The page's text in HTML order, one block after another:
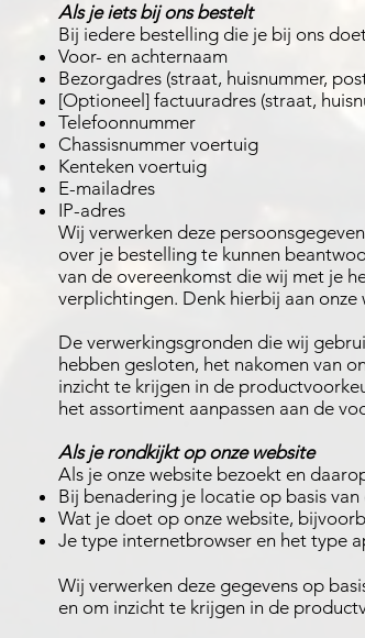
Als je iets bij ons bestelt
Bij iedere bestelling die je bij ons
Voor- en achternaam
Bezorgadres (straat, huisnummer,
[Optioneel] factuuradres (straat,
Telefoonnummer
Chassisnummer voertuig
Kenteken voertuig
E-mailadres
IP-adres
Wij verwerken deze
over je bestelling te kunnen
van de overeenkomst die wij met je
verplichtingen. Denk hierbij aan
De verwerkingsgronden die wij
hebben gesloten, het nakomen van
inzicht te krijgen in de
het assortiment aanpassen aan de
Als je rondkijkt op onze website
Als je onze website bezoekt en
Bij benadering je locatie op basis van
Wat je doet op onze website,
Je type internetbrowser en het type
Wij verwerken deze gegevens op
en om inzicht te krijgen in de